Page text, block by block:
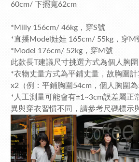
60cm/ 下擺寬62cm
*Milly 156cm/ 46kg，穿S號
*直播Model娃娃 165cm/ 55kg，穿M
*Model 176cm/ 52kg，穿M號
此款長T建議尺寸挑選方式為個人胸圍
*衣物丈量方式為平鋪丈量，故胸圍
x2（例：平鋪胸圍54cm，個人胸圍為
*人工測量可能會有±1~3cm誤差屬正
異與穿衣習慣不同，請參考尺碼標示